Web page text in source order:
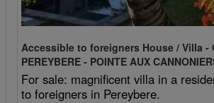
Accessible to foreigners House / Villa -
PEREYBERE - POINTE AUX
For sale: magnificent villa in a
to foreigners in Pereybere.